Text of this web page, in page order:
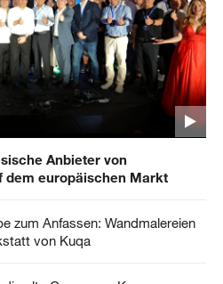
Anbieter von
dem europäischen Markt
zum Anfassen: Wandmalereien
von Kuqa